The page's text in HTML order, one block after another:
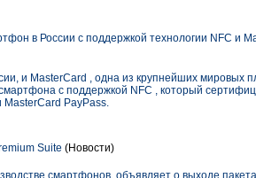
в России с поддержкой технологии NFC и
и MasterCard , одна из крупнейших мировых
с поддержкой NFC , который
PayPass.
Suite (Новости)
смартфонов, объявляет о выходе